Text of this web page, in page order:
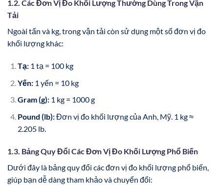
1.2. Các Đơn Vị Đo Khối Lượng Thường Dùng Trong Vận
Tải
Ngoài tấn và kg, trong vận tải còn sử dụng một số đơn vị đo
khối lượng khác:
Tạ:1 tạ = 100 kg
Yến:1 yến = 10 kg
Gram (g):1 kg = 1000 g
Pound (lb):Đơn vị đo khối lượng của Anh, Mỹ. 1 kg ≈
2.205 lb.
1.3. Bảng Quy Đổi Các Đơn Vị Đo Khối Lượng Phổ Biến
Dưới đây là bảng quy đổi các đơn vị đo khối lượng phổ biến,
giúp bạn dễ dàng tham khảo và chuyển đổi: